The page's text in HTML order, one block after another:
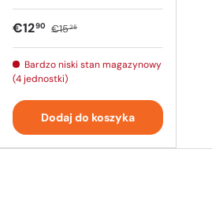
€1290 €1525
Bardzo niski stan magazynowy
(4 jednostki)
Dodaj do koszyka